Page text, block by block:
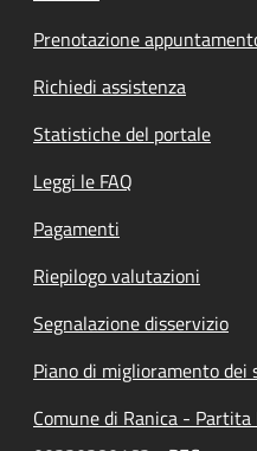
Prenotazione
Richiedi assistenza
Statistiche del portale
Leggi le FAQ
Pagamenti
Riepilogo valutazioni
Segnalazione disservizio
Piano di miglioramento dei
Comune di Ranica -